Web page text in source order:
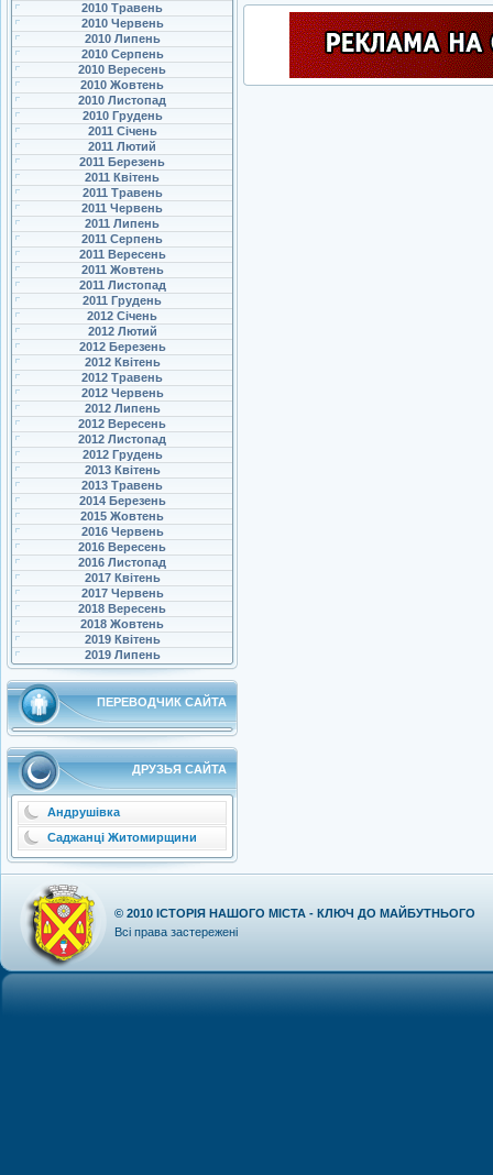
2010 Травень
2010 Червень
2010 Липень
2010 Серпень
2010 Вересень
2010 Жовтень
2010 Листопад
2010 Грудень
2011 Січень
2011 Лютий
2011 Березень
2011 Квітень
2011 Травень
2011 Червень
2011 Липень
2011 Серпень
2011 Вересень
2011 Жовтень
2011 Листопад
2011 Грудень
2012 Січень
2012 Лютий
2012 Березень
2012 Квітень
2012 Травень
2012 Червень
2012 Липень
2012 Вересень
2012 Листопад
2012 Грудень
2013 Квітень
2013 Травень
2014 Березень
2015 Жовтень
2016 Червень
2016 Вересень
2016 Листопад
2017 Квітень
2017 Червень
2018 Вересень
2018 Жовтень
2019 Квітень
2019 Липень
ПЕРЕВОДЧИК САЙТА
ДРУЗЬЯ САЙТА
Андрушівка
Саджанці Житомирщини
© 2010 ІСТОРІЯ НАШОГО МІСТА - КЛЮЧ ДО МАЙБУТНЬОГО
Всі права застережені